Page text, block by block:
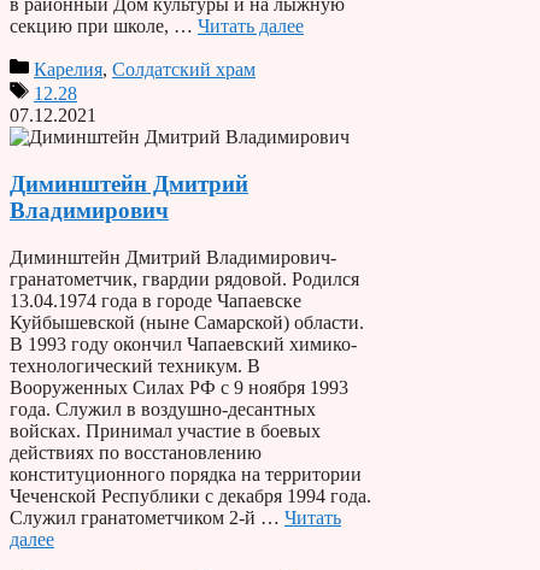
в районный Дом культуры и на лыжную
секцию при школе, … Читать далее
Карелия, Солдатский храм
12.28
07.12.2021
Диминштейн Дмитрий
Владимирович
Диминштейн Дмитрий Владимирович-
гранатометчик, гвардии рядовой. Родился
13.04.1974 года в городе Чапаевске
Куйбышевской (ныне Самарской) области.
В 1993 году окончил Чапаевский химико-
технологический техникум. В
Вооруженных Силах РФ с 9 ноября 1993
года. Служил в воздушно-десантных
войсках. Принимал участие в боевых
действиях по восстановлению
конституционного порядка на территории
Чеченской Республики с декабря 1994 года.
Служил гранатометчиком 2-й … Читать
далее